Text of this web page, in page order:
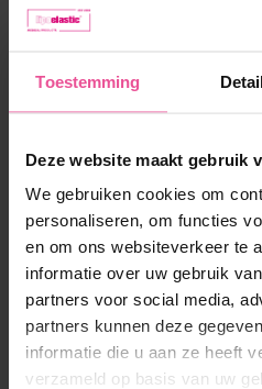
Toestemming
Deze website maakt gebruik
We gebruiken cookies om
personaliseren, om functies
en om ons websiteverkeer te
informatie over uw gebruik
partners voor social media,
partners kunnen deze
informatie die u aan ze heeft
verzameld op basis van uw